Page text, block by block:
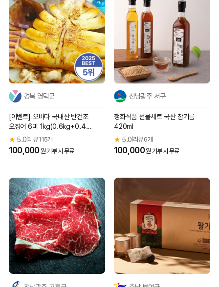
경북 영덕군
[이벤트] 오바다 국내산 반건조
오징어 6미 1kg(0.6kg+0.4k
g)
★5.0 리뷰 115개
100,000원 기부 시 무료
전남광주 서구
청화식품 선물세트 국산 참기름
420ml
★ 5.0 리뷰 6개
100,000원 기부 시 무료